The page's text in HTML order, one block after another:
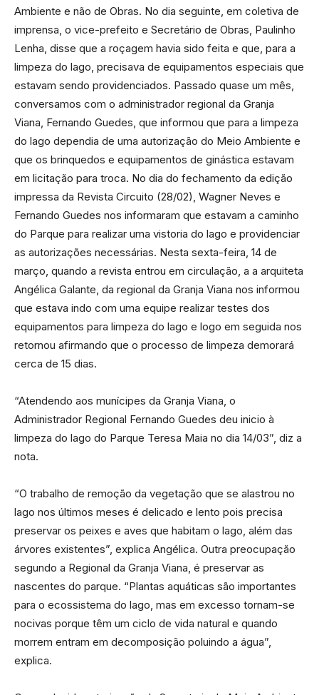
Ambiente e não de Obras. No dia seguinte, em coletiva de
imprensa, o vice-prefeito e Secretário de Obras, Paulinho
Lenha, disse que a roçagem havia sido feita e que, para a
limpeza do lago, precisava de equipamentos especiais que
estavam sendo providenciados. Passado quase um mês,
conversamos com o administrador regional da Granja
Viana, Fernando Guedes, que informou que para a limpeza
do lago dependia de uma autorização do Meio Ambiente e
que os brinquedos e equipamentos de ginástica estavam
em licitação para troca. No dia do fechamento da edição
impressa da Revista Circuito (28/02), Wagner Neves e
Fernando Guedes nos informaram que estavam a caminho
do Parque para realizar uma vistoria do lago e providenciar
as autorizações necessárias. Nesta sexta-feira, 14 de
março, quando a revista entrou em circulação, a a arquiteta
Angélica Galante, da regional da Granja Viana nos informou
que estava indo com uma equipe realizar testes dos
equipamentos para limpeza do lago e logo em seguida nos
retornou afirmando que o processo de limpeza demorará
cerca de 15 dias.
“Atendendo aos munícipes da Granja Viana, o
Administrador Regional Fernando Guedes deu inicio à
limpeza do lago do Parque Teresa Maia no dia 14/03”, diz a
nota.
“O trabalho de remoção da vegetação que se alastrou no
lago nos últimos meses é delicado e lento pois precisa
preservar os peixes e aves que habitam o lago, além das
árvores existentes”, explica Angélica. Outra preocupação
segundo a Regional da Granja Viana, é preservar as
nascentes do parque. “Plantas aquáticas são importantes
para o ecossistema do lago, mas em excesso tornam-se
nocivas porque têm um ciclo de vida natural e quando
morrem entram em decomposição poluindo a água”,
explica.